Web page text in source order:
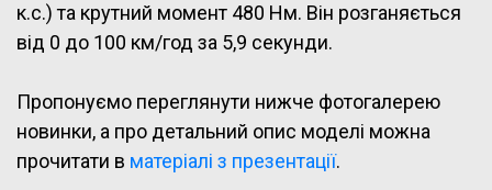
к.с.) та крутний момент 480 Нм. Він розганяється
від 0 до 100 км/год за 5,9 секунди.
Пропонуємо переглянути нижче фотогалерею
новинки, а про детальний опис моделі можна
прочитати в матеріалі з презентації.